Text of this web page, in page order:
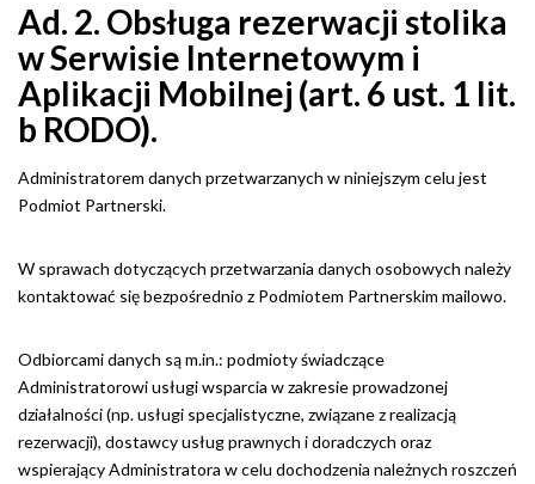
Ad. 2. Obsługa rezerwacji stolika
w Serwisie Internetowym i
Aplikacji Mobilnej (art. 6 ust. 1 lit.
b RODO).
Administratorem danych przetwarzanych w niniejszym celu jest
Podmiot Partnerski.
W sprawach dotyczących przetwarzania danych osobowych należy
kontaktować się bezpośrednio z Podmiotem Partnerskim mailowo.
Odbiorcami danych są m.in.: podmioty świadczące
Administratorowi usługi wsparcia w zakresie prowadzonej
działalności (np. usługi specjalistyczne, związane z realizacją
rezerwacji), dostawcy usług prawnych i doradczych oraz
wspierający Administratora w celu dochodzenia należnych roszczeń